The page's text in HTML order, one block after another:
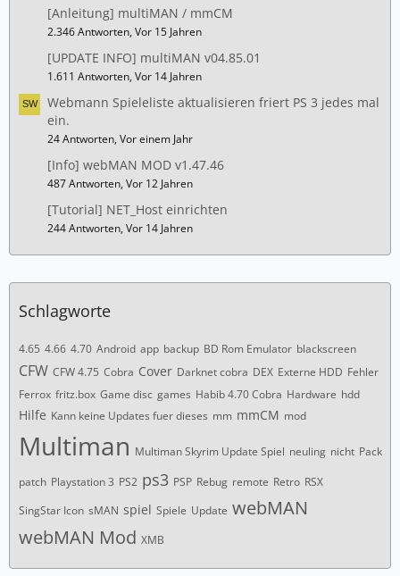
[Anleitung] multiMAN / mmCM
2.346 Antworten, Vor 15 Jahren
[UPDATE INFO] multiMAN v04.85.01
1.611 Antworten, Vor 14 Jahren
Webmann Spieleliste aktualisieren friert PS 3 jedes mal
ein.
24 Antworten, Vor einem Jahr
[Info] webMAN MOD v1.47.46
487 Antworten, Vor 12 Jahren
[Tutorial] NET_Host einrichten
244 Antworten, Vor 14 Jahren
Schlagworte
4.65 4.66 4.70 Android app backup BD Rom Emulator blackscreen
CFW CFW 4.75 Cobra Cover Darknet cobra DEX Externe HDD Fehler
Ferrox fritz.box Game disc games Habib 4.70 Cobra Hardware hdd
Hilfe Kann keine Updates fuer dieses mm mmCM mod
Multiman Multiman Skyrim Update Spiel neuling nicht Pack
patch Playstation 3 PS2 ps3 PSP Rebug remote Retro RSX
SingStar Icon sMAN spiel Spiele Update webMAN
webMAN Mod XMB